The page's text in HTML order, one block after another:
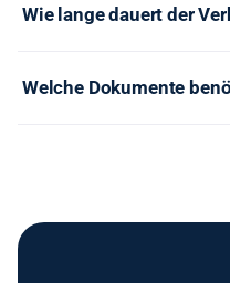
Wie lange dauert der
Welche Dokumente